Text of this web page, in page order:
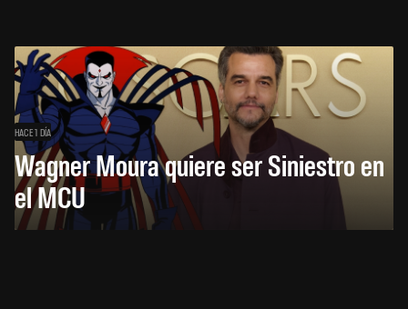
HACE 1 DÍA
Wagner Moura quiere ser Siniestro en
el MCU